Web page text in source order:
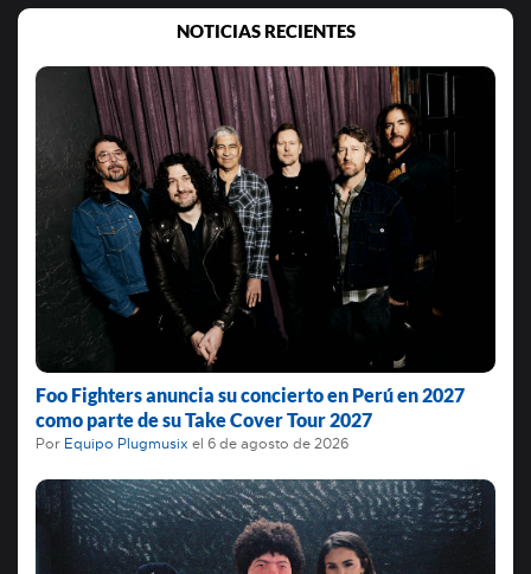
NOTICIAS RECIENTES
Foo Fighters anuncia su concierto en Perú en 2027
como parte de su Take Cover Tour 2027
Por Equipo Plugmusix el 6 de agosto de 2026